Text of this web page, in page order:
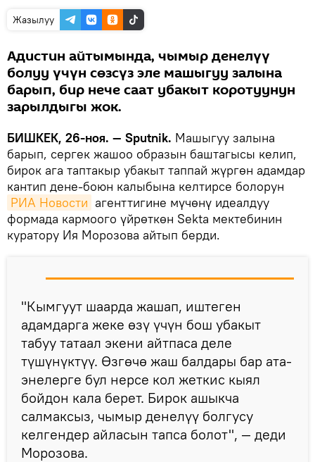
Жазылуу
Адистин айтымында, чымыр денелүү
болуу үчүн сөзсүз эле машыгуу залына
барып, бир нече саат убакыт коротуунун
зарылдыгы жок.
БИШКЕК, 26-ноя. — Sputnik. Машыгуу залына
барып, сергек жашоо образын баштагысы келип,
бирок ага таптакыр убакыт таппай жүргөн адамдар
кантип дене-боюн калыбына келтирсе болорун
РИА Новости агенттигине мүчөнү идеалдуу
формада кармоого үйрөткөн Sekta мектебинин
куратору Ия Морозова айтып берди.
"Кымгуут шаарда жашап, иштеген
адамдарга жеке өзү үчүн бош убакыт
табуу татаал экени айтпаса деле
түшүнүктүү. Өзгөчө жаш балдары бар ата-
энелерге бул нерсе кол жеткис кыял
бойдон кала берет. Бирок ашыкча
салмаксыз, чымыр денелүү болгусу
келгендер айласын тапса болот", — деди
Морозова.